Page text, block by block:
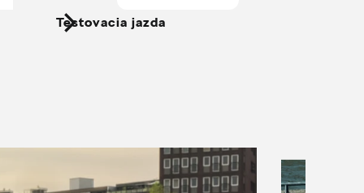
Testovacia jazda